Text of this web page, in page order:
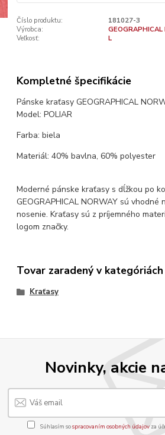
Číslo produktu:
181027-3
Výrobca:
GEOGRAPHICAL
Veľkosť:
L
Kompletné špecifikácie
Pánske kraťasy GEOGRAPHICAL
Model: POLIAR
Farba: biela
Materiál: 40% bavlna, 60% polyester
Moderné pánske kraťasy s dĺžkou po
GEOGRAPHICAL NORWAY sú vhodné
nosenie. Kraťasy sú z príjemného
logom značky.
Tovar zaradený v kategóriách
Kraťasy
Novinky, akcie
Súhlasím sospracovaním osobných údajov za